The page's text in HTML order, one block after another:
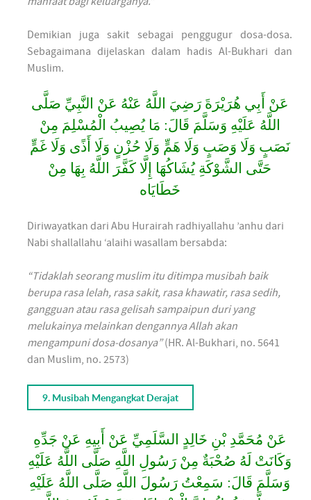
Demikian juga sakit sebagai penggugur dosa-dosa.
Sebagaimana dijelaskan dalam hadis Al-Bukhari dan
Muslim.
عَنْ أَبِي هُرَيْرَةَ رَضِيَ اللَّهُ عَنْهُ عَنْ النَّبِيِّ صَلَّى
اللَّهُ عَلَيْهِ وَسَلَّمَ قَالَ: مَا يُصِيبُ الْمُسْلِمَ مِنْ
نَصَبٍ وَلَا وَصَبٍ وَلَا هَمٍّ وَلَا حُزْنٍ وَلَا أَذًى وَلَا غَمٍّ
حَتَّى الشَّوْكَةِ يُشَاكُهَا إِلَّا كَفَّرَ اللَّهُ بِهَا مِنْ
خَطَايَاه
Diriwayatkan dari Abu Hurairah radhiyallahu ’anhu dari
Nabi shallallahu ‘alaihi wasallam bersabda:
“Tidaklah seorang muslim itu ditimpa musibah baik
berupa rasa lelah, rasa sakit, rasa khawatir, rasa sedih,
gangguan atau rasa gelisah sampaipun duri yang
melukainya melainkan dengannya Allah akan
mengampuni dosa-dosanya”(HR. Al-Bukhari, no. 5641
dan Muslim, no. 2573)
9. Musibah Mengangkat Derajat
عَنْ مُحَمَّدِ بْنِ خَالِدٍ السَّلَمِيِّ عَنْ أَبِيهِ عَنْ جَدِّهِ
وَكَانَتْ لَهُ صُحْبَةٌ مِنْ رَسُولِ اللَّهِ صَلَّى اللَّهُ عَلَيْهِ
وَسَلَّمَ قَالَ: سَمِعْتُ رَسُولَ اللَّهِ صَلَّى اللَّهُ عَلَيْهِ